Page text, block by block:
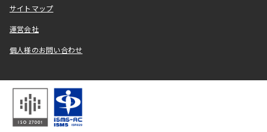
サイトマップ
運営会社
個人様のお問い合わせ